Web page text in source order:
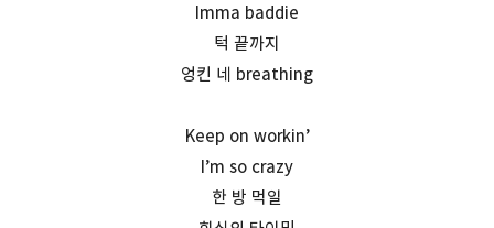
Imma baddie
턱 끝까지
엉킨 네 breathing
Keep on workin’
I’m so crazy
한 방 먹일